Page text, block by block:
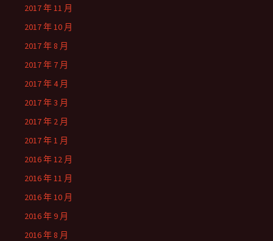
2017 年 11 月
2017 年 10 月
2017 年 8 月
2017 年 7 月
2017 年 4 月
2017 年 3 月
2017 年 2 月
2017 年 1 月
2016 年 12 月
2016 年 11 月
2016 年 10 月
2016 年 9 月
2016 年 8 月